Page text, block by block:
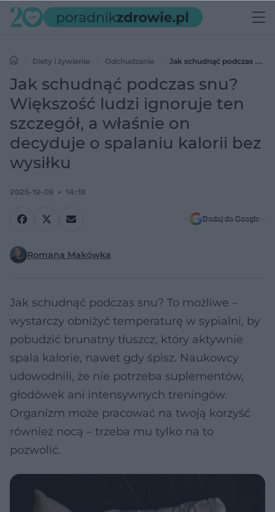
Diety i żywienie Odchudzanie
Jak schudnąć podczas snu?
Większość ludzi ignoruje ten szczegół, a właśnie on decyduje o
spalaniu kalorii bez wysiłku
Jak schudnąć podczas snu?
Większość ludzi ignoruje ten
szczegół, a właśnie on
decyduje o spalaniu kalorii bez
wysiłku
2025-12-09 14:18
Dodaj do Google
Romana Makówka
Jak schudnąć podczas snu? To możliwe –
wystarczy obniżyć temperaturę w sypialni, by
pobudzić brunatny tłuszcz, który aktywnie
spala kalorie, nawet gdy śpisz. Naukowcy
udowodnili, że nie potrzeba suplementów,
głodówek ani intensywnych treningów.
Organizm może pracować na twoją korzyść
również nocą – trzeba mu tylko na to
pozwolić.